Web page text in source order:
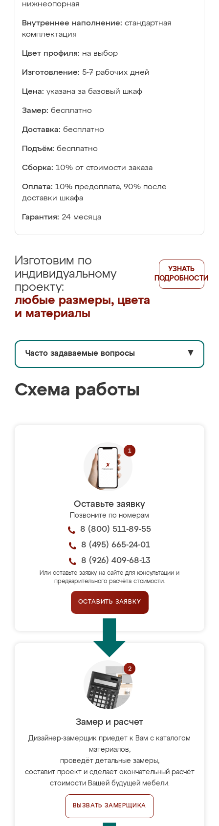
нижнеопорная
Внутреннее наполнение: стандартная
комплектация
Цвет профиля: на выбор
Изготовление: 5-7 рабочих дней
Цена: указана за базовый шкаф
Замер: бесплатно
Доставка: бесплатно
Подъём: бесплатно
Сборка: 10% от стоимости заказа
Оплата: 10% предоплата, 90% после
доставки шкафа
Гарантия: 24 месяца
Изготовим по
индивидуальному
проекту:
любые размеры, цвета
и материалы
УЗНАТЬ
ПОДРОБНОСТИ
Часто задаваемые вопросы ▼
Схема работы
Оставьте заявку
Позвоните по номерам
8 (800) 511-89-55
8 (495) 665-24-01
8 (926) 409-68-13
Или оставьте заявку на сайте для консультации и
предварительного расчёта стоимости.
ОСТАВИТЬ ЗАЯВКУ
Замер и расчет
Дизайнер-замерщик приедет к Вам с каталогом
материалов,
проведёт детальные замеры,
составит проект и сделает окончательный расчёт
стоимости Вашей будущей мебели.
ВЫЗВАТЬ ЗАМЕРЩИКА